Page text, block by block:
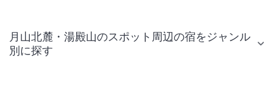
月山北麓・湯殿山のスポット周辺の宿をジャンル
別に探す